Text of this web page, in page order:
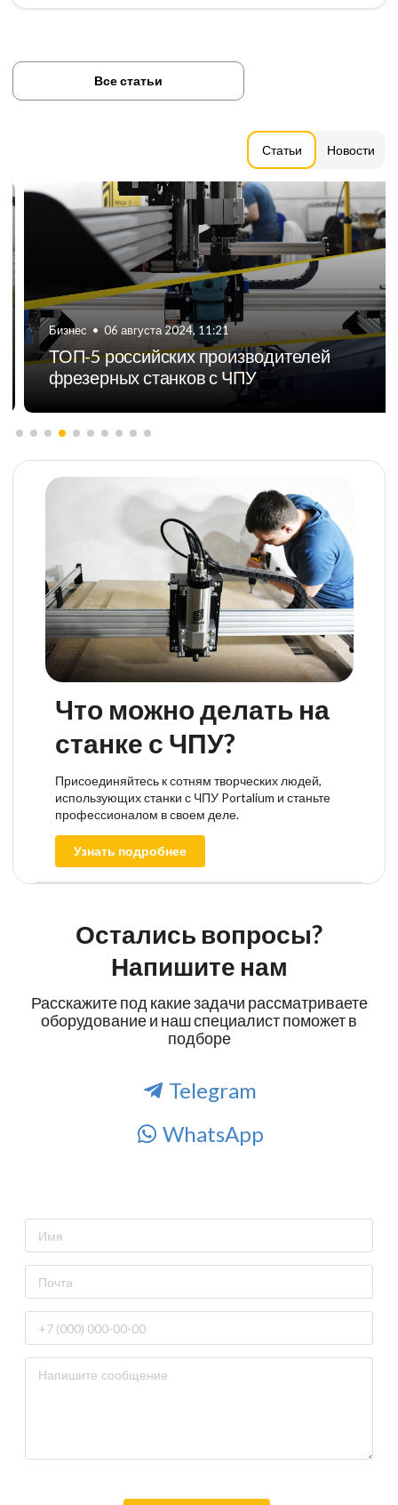
Статьи Новости
Все статьи
Бизнес • 06 августа 2024, 11:21
ТОП-5 российских производителей
фрезерных станков с ЧПУ
Что можно делать на
станке с ЧПУ?
Присоединяйтесь к сотням творческих людей,
использующих станки с ЧПУ Portalium и станьте
профессионалом в своем деле.
Узнать подробнее
Остались вопросы?
Напишите нам
Расскажите под какие задачи рассматриваете
оборудование и наш специалист поможет в
подборе
Telegram
WhatsApp